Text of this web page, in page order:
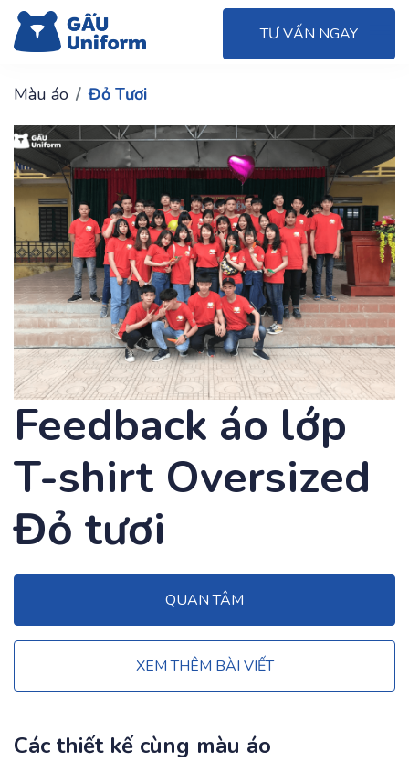
TƯ VẤN NGAY
Màu áo Đỏ Tươi
Feedback áo lớp
T-shirt Oversized
Đỏ tươi
QUAN TÂM
XEM THÊM BÀI VIẾT
Các thiết kế cùng màu áo